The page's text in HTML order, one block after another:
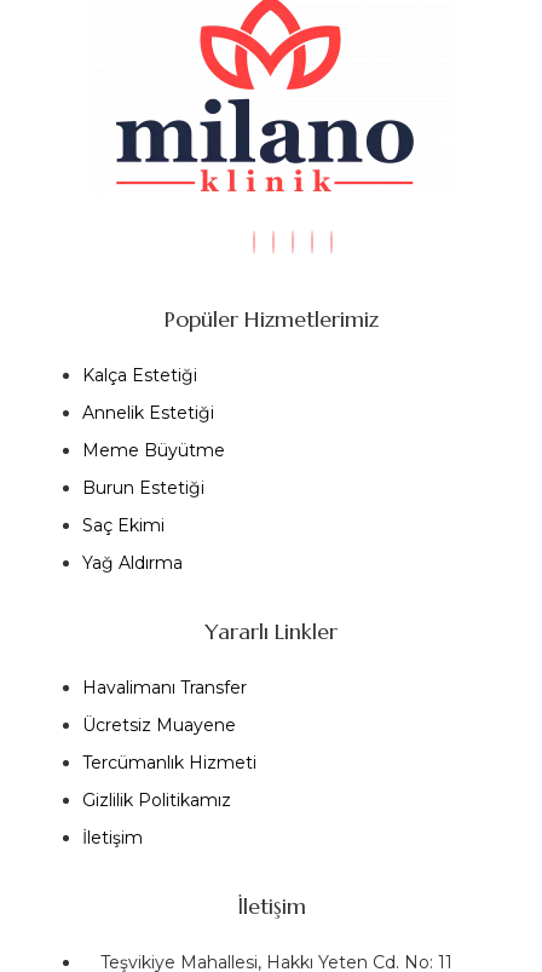
Popüler Hizmetlerimiz
Kalça Estetiği
Annelik Estetiği
Meme Büyütme
Burun Estetiği
Saç Ekimi
Yağ Aldırma
Yararlı Linkler
Havalimanı Transfer
Ücretsiz Muayene
Tercümanlık Hizmeti
Gizlilik Politikamız
İletişim
İletişim
Teşvikiye Mahallesi, Hakkı Yeten Cd. No: 11